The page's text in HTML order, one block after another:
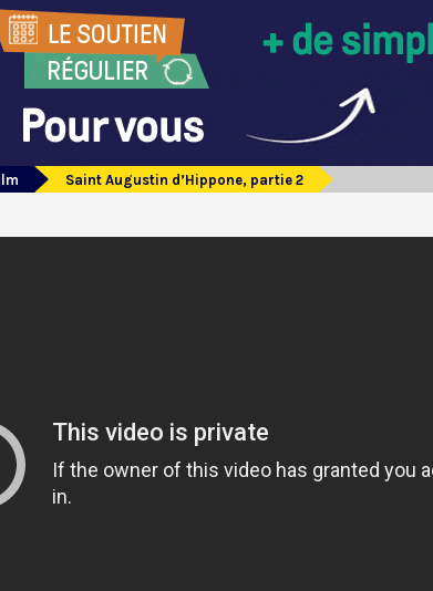
Saint Augustin d’Hippone, partie 2